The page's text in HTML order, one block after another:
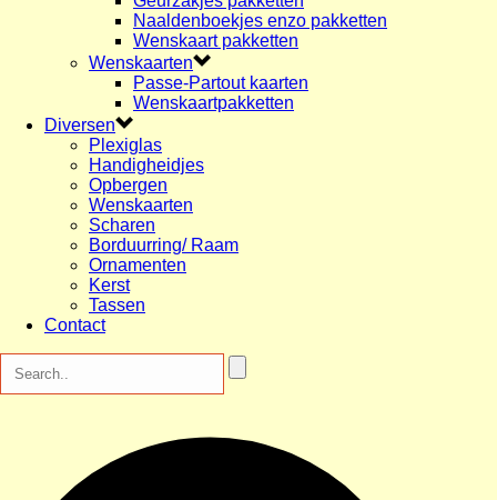
Naaldenboekjes enzo pakketten
Wenskaart pakketten
Wenskaarten
Passe-Partout kaarten
Wenskaartpakketten
Diversen
Plexiglas
Handigheidjes
Opbergen
Wenskaarten
Scharen
Borduurring/ Raam
Ornamenten
Kerst
Tassen
Contact